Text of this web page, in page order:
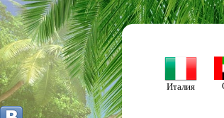
Англия Болгария Испания Италия ОАЕ